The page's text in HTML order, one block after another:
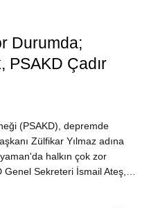
Durumda;
PSAKD Çadır
(PSAKD), depremde
Zülfikar Yılmaz adına
halkın çok zor
Sekreteri İsmail Ateş,…